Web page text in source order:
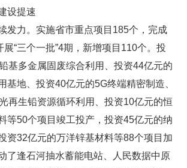
设提速
发力。实施省市重点项目185个，完成
“三个一批”4期，新增项目110个。投
基多金属固废综合利用、投资44亿元的
基地、投资40亿元的5G终端精密制造、
再生铅资源循环利用、投资10亿元的恒
等50个项目竣工投产，投资45亿元的纳
资32亿元的万洋锌基材料等88个项目加
了逢石河抽水蓄能电站、人民数据中原